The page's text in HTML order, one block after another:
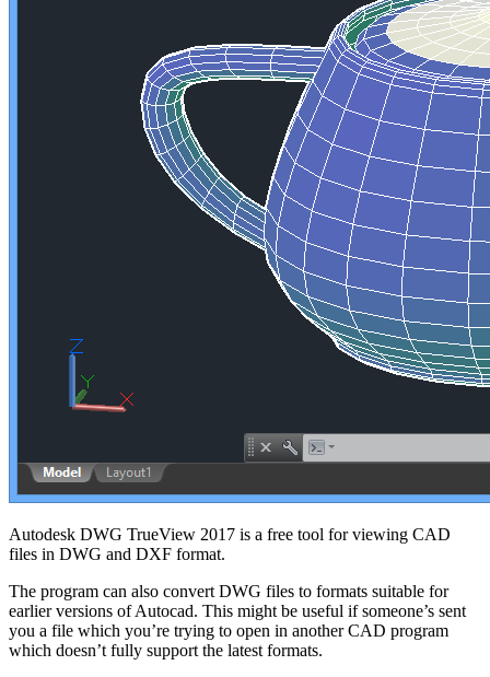
Autodesk DWG TrueView 2017 is a free tool for viewing CAD
files in DWG and DXF format.
The program can also convert DWG files to formats suitable for
earlier versions of Autocad. This might be useful if someone’s sent
you a file which you’re trying to open in another CAD program
which doesn’t fully support the latest formats.